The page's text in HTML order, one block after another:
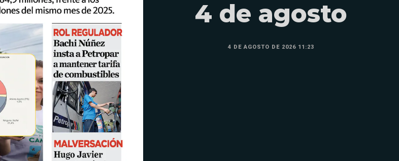
4 de agosto
4 DE AGOSTO DE 2026 11:23